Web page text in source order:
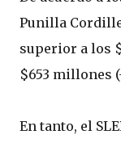
Punilla
superior a los
$653 millones
En tanto, el